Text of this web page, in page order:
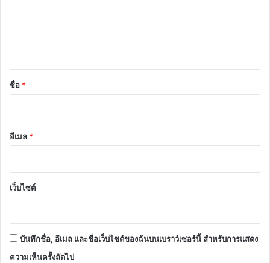
*
ชื่อ *
อีเมล *
เว็บไซต์
บันทึกชื่อ, อีเมล และชื่อเว็บไซต์ของฉันบนเบราว์เซอร์นี้ สำหรับการแสดง
ความเห็นครั้งถัดไป